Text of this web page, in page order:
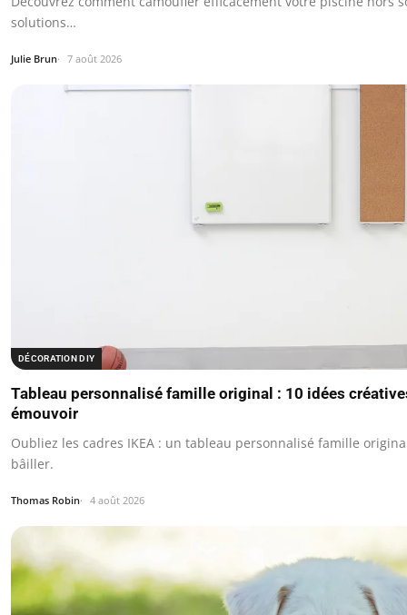
solutions…
Julie Brun 7 août 2026
DÉCORATION DIY
Tableau personnalisé famille original : 10 idées
émouvoir
Oubliez les cadres IKEA : un tableau personnalisé famille
bâiller.
Thomas Robin 4 août 2026